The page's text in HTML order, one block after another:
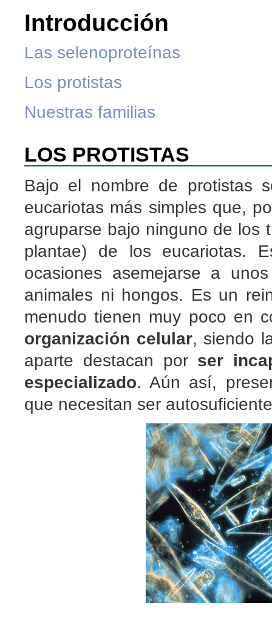
Introducción
Las selenoproteínas
Los protistas
Nuestras familias
LOS PROTISTAS
Bajo el nombre de protistas
eucariotas más simples que,
agruparse bajo ninguno de los
plantae) de los eucariotas.
ocasiones asemejarse a
animales ni hongos. Es un
menudo tienen muy poco en
organización celular, siendo
aparte destacan por ser
especializado. Aún así,
que necesitan ser